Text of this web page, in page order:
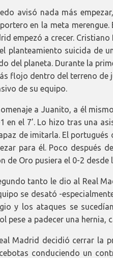
avisó nada más
en la meta
empezó a crecer.
planteamiento suicida de
del planeta. Durante la
flojo dentro del terreno de
de su equipo.
a Juanito, a él
en el 7’. Lo hizo tras una
de imitarla. El
para él. Poco después
de Oro pusiera el 0-2 desde
tanto le dio al Real
se desató -
y los ataques se
pese a padecer una hernia,
Madrid decidió cerrar la
conduciendo un